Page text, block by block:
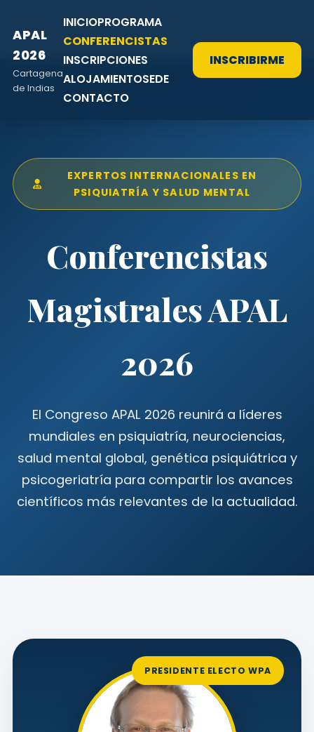
APAL
2026
Cartagena
de Indias
INICIOPROGRAMA
CONFERENCISTAS
INSCRIPCIONES
ALOJAMIENTOSEDE
CONTACTO
INSCRIBIRME
EXPERTOS INTERNACIONALES EN
PSIQUIATRÍA Y SALUD MENTAL
Conferencistas
Magistrales APAL
2026
El Congreso APAL 2026 reunirá a líderes
mundiales en psiquiatría, neurociencias,
salud mental global, genética psiquiátrica y
psicogeriatría para compartir los avances
científicos más relevantes de la actualidad.
PRESIDENTE ELECTO WPA